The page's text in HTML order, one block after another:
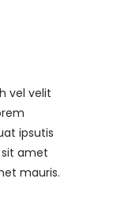
vel velit
ipsutis
sit amet
mauris.